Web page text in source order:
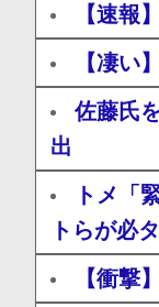
【速報
【凄い
佐藤氏
出
トメ「
トらが必
【衝撃